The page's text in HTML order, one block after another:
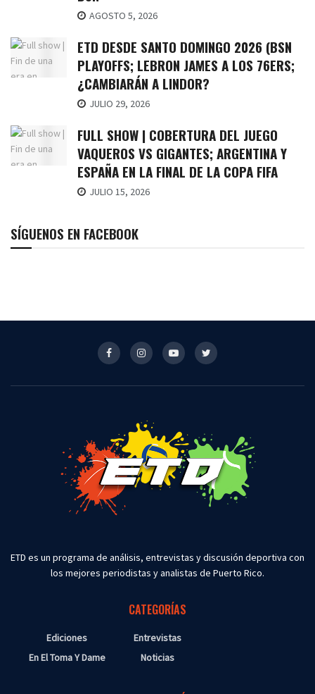
AGOSTO 5, 2026
ETD DESDE SANTO DOMINGO 2026 (BSN
PLAYOFFS; LEBRON JAMES A LOS 76ERS;
¿CAMBIARÁN A LINDOR?
JULIO 29, 2026
FULL SHOW | COBERTURA DEL JUEGO
VAQUEROS VS GIGANTES; ARGENTINA Y
ESPAÑA EN LA FINAL DE LA COPA FIFA
JULIO 15, 2026
SÍGUENOS EN FACEBOOK
ETD es un programa de análisis, entrevistas y discusión deportiva con
los mejores periodistas y analistas de Puerto Rico.
CATEGORÍAS
Ediciones
En El Toma Y Dame
Entrevistas
Noticias